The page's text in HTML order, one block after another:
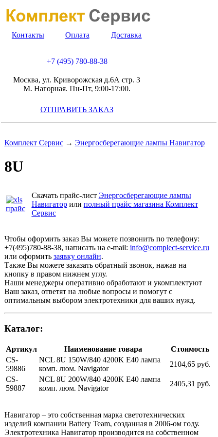
Контакты Оплата Доставка
+7 (495) 780-88-38
Москва, ул. Криворожская д.6А стр. 3
М. Нагорная. Пн-Пт, 9:00-17:00.
ОТПРАВИТЬ ЗАКАЗ
Комплект Сервис→ Энергосберегающие лампы Навигатор
8U
Скачать прайс-лист Энергосберегающие лампы
Навигаторили полный прайс магазина Комплект
Сервис
Чтобы оформить заказ Вы можете позвонить по телефону:
+7(495)780-88-38, написать на e-mail: info@complect-service.ru
или оформить заявку онлайн.
Также Вы можете заказать обратный звонок, нажав на
кнопку в правом нижнем углу.
Наши менеджеры оперативно обработают и укомплектуют
Ваш заказ, ответят на любые вопросы и помогут с
оптимальным выбором электротехники для ваших нужд.
Каталог:
Артикул Наименование товара
Стоимость
CS-
59886
NCL 8U 150W/840 4200K E40 лампа
комп. люм. Navigator
2104,65 руб.
CS-
59887
NCL 8U 200W/840 4200K E40 лампа
комп. люм. Navigator
2405,31 руб.
Навигатор – это собственная марка светотехнических
изделий компании Battery Team, созданная в 2006-ом году.
Электротехника Навигатор производится на собственном